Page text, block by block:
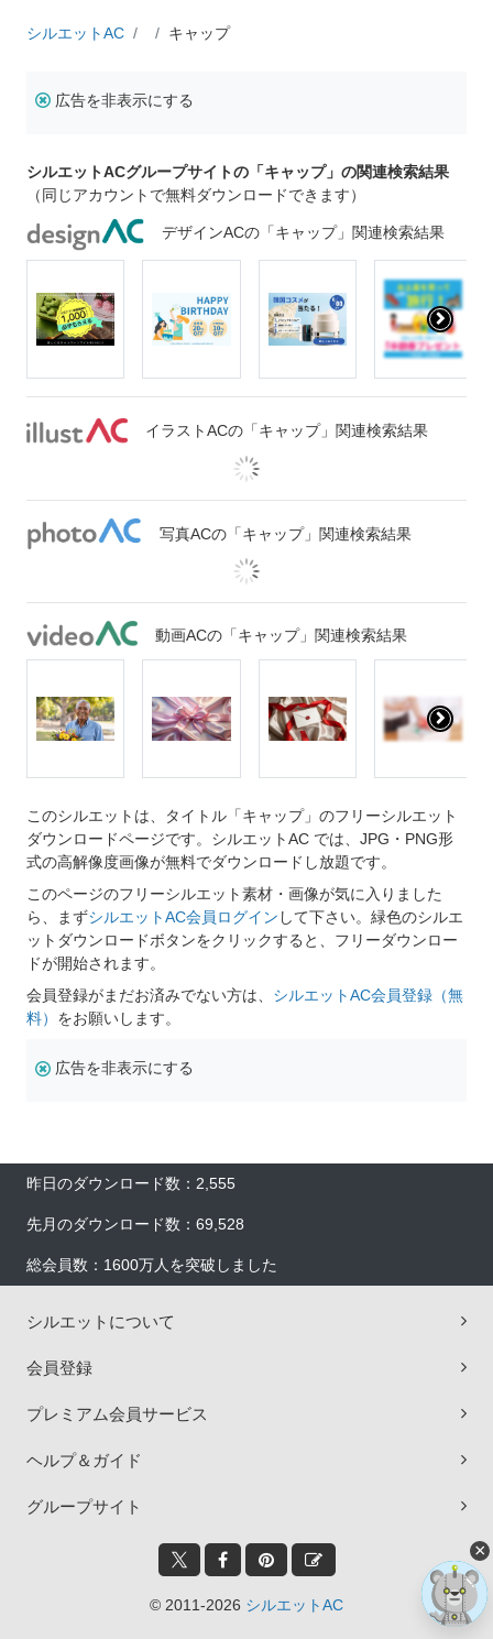
シルエットAC キャップ
広告を非表示にする
シルエットACグループサイトの「キャップ」の関連検索結果
（同じアカウントで無料ダウンロードできます）
デザインACの「キャップ」関連検索結果
イラストACの「キャップ」関連検索結果
写真ACの「キャップ」関連検索結果
動画ACの「キャップ」関連検索結果
このシルエットは、タイトル「キャップ」のフリーシルエット
ダウンロードページです。シルエットAC では、JPG・PNG形
式の高解像度画像が無料でダウンロードし放題です。
このページのフリーシルエット素材・画像が気に入りました
ら、まずシルエットAC会員ログイン して下さい。緑色のシルエ
ットダウンロードボタンをクリックすると、フリーダウンロー
ドが開始されます。
会員登録がまだお済みでない方は、 シルエットAC会員登録（無
料） をお願いします。
広告を非表示にする
昨日のダウンロード数：2,555
先月のダウンロード数：69,528
総会員数：1600万人を突破しました
シルエットについて
会員登録
プレミアム会員サービス
ヘルプ＆ガイド
グループサイト
© 2011-2026 シルエットAC
×